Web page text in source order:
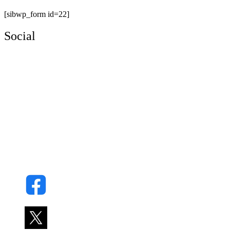
[sibwp_form id=22]
Social